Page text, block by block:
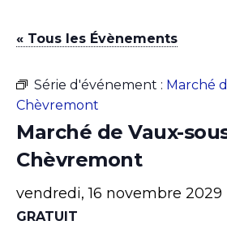
commune
Chaudfontaine
« Tous les Évènements
Série d'événement : Marché
Chèvremont
Marché de Vaux-
Chèvremont
vendredi, 16 novembre 2029
GRATUIT